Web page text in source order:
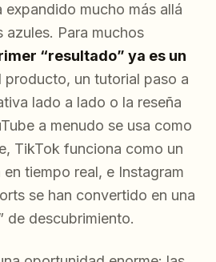
expandido mucho más allá
azules. Para muchos
“resultado” ya es un
un tutorial paso a
lado a lado o la reseña
a menudo se usa como
TikTok funciona como un
tiempo real, e Instagram
se han convertido en una
de descubrimiento.